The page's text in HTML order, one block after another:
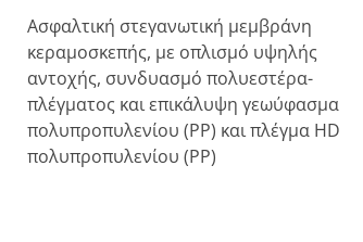
Aσφαλτική στεγανωτική μεμβράνη
κεραμοσκεπής, με οπλισμό υψηλής
αντοχής, συνδυασμό πολυεστέρα-
πλέγματος και επικάλυψη γεωύφασμα
πολυπροπυλενίου (PP) και πλέγμα HD
πολυπροπυλενίου (PP)